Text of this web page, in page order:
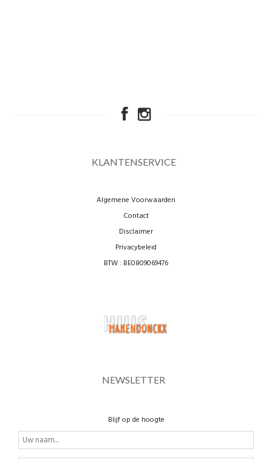
KLANTENSERVICE
Algemene Voorwaarden
Contact
Disclaimer
Privacybeleid
BTW : BE0809069476
NEWSLETTER
Blijf op de hoogte